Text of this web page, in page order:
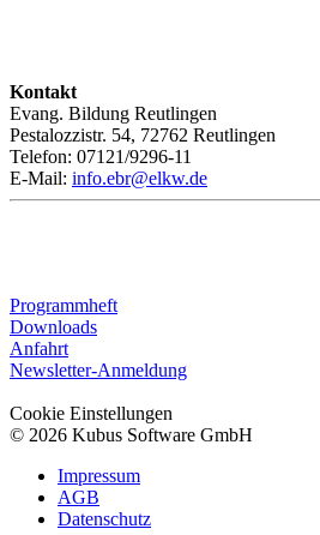
Kontakt
Evang. Bildung Reutlingen
Pestalozzistr. 54, 72762 Reutlingen
Telefon: 07121/9296-11
E-Mail: info.ebr@elkw.de
Programmheft
Downloads
Anfahrt
Newsletter-Anmeldung
Cookie Einstellungen
© 2026 Kubus Software GmbH
Impressum
AGB
Datenschutz